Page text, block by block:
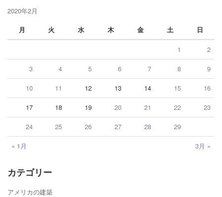
2020年2月
月
火 水 木 金 土 日
« 1月 3月 »
1 2
3 4 5 6 7 8 9
10 11 12 13 14 15 16
17 18 19 20 21 22 23
24 25 26 27 28 29
カテゴリー
アメリカの建築